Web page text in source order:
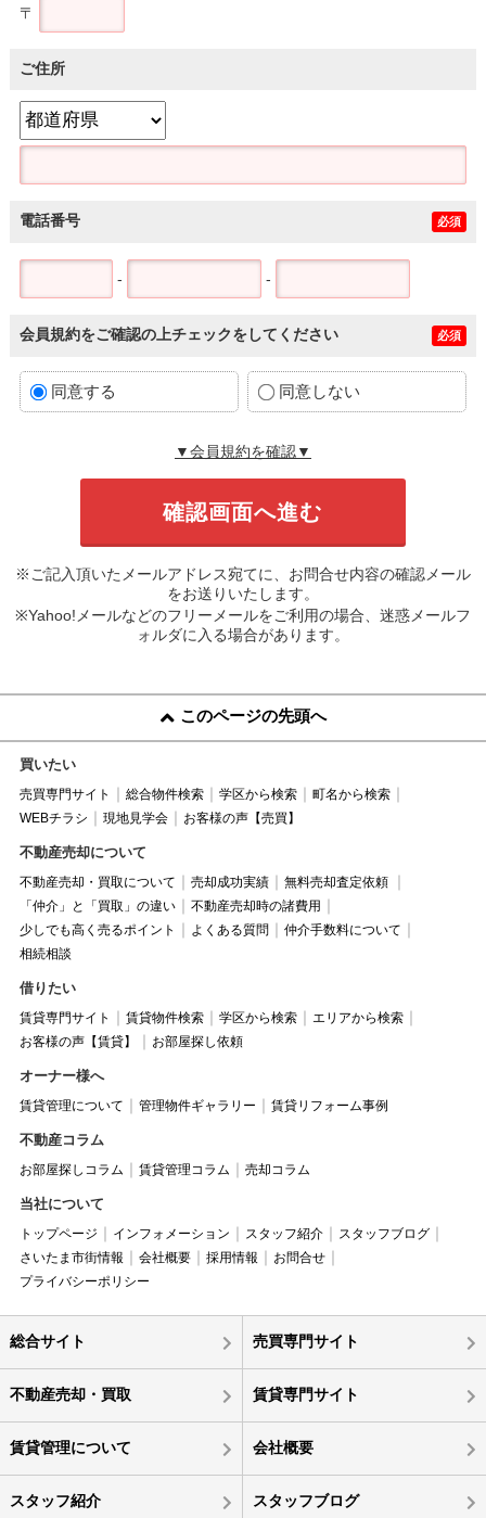
〒
ご住所
電話番号 必須
- -
会員規約をご確認の上チェックをしてください 必須
同意する 同意しない
▼会員規約を確認▼
※ご記入頂いたメールアドレス宛てに、お問合せ内容の確認メール
をお送りいたします。
※Yahoo!メールなどのフリーメールをご利用の場合、迷惑メールフ
ォルダに入る場合があります。
このページの先頭へ
買いたい
売買専門サイト 総合物件検索 学区から検索
町名から検索
WEBチラシ
現地見学会 お客様の声【売買】
不動産売却について
不動産売却・買取について 売却成功実績
無料売却査定依頼
「仲介」と「買取」の違い
不動産売却時の諸費用
少しでも高く売るポイント
よくある質問
仲介手数料について
相続相談
借りたい
賃貸専門サイト 賃貸物件検索 学区から検索
エリアから検索
お客様の声【賃貸】
お部屋探し依頼
オーナー様へ
賃貸管理について 管理物件ギャラリー 賃貸リフォーム事例
不動産コラム
お部屋探しコラム 賃貸管理コラム 売却コラム
当社について
トップページ インフォメーション スタッフ紹介
スタッフブログ
さいたま市街情報
会社概要 採用情報
お問合せ
プライバシーポリシー
総合サイト 売買専門サイト
不動産売却・買取 賃貸専門サイト
賃貸管理について 会社概要
スタッフ紹介 スタッフブログ